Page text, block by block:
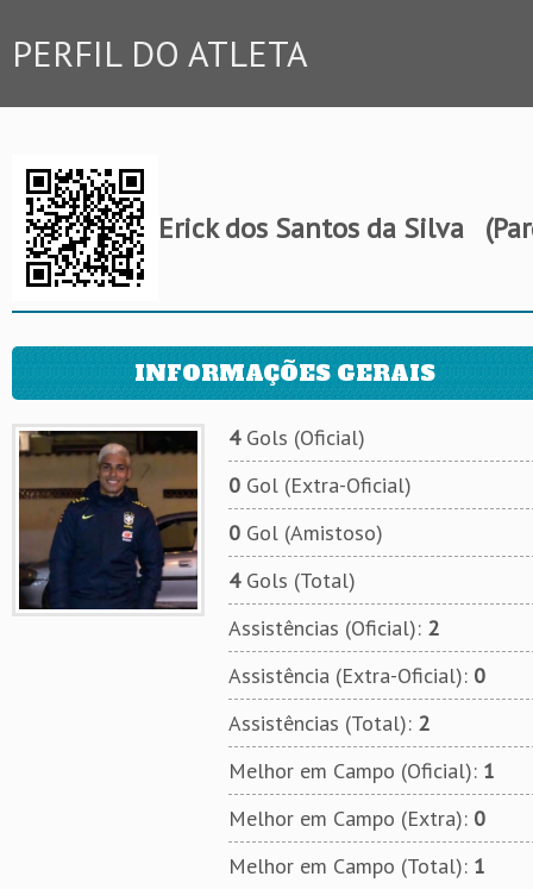
PERFIL DO ATLETA
Erick dos Santos da Silva
INFORMAÇÕES GERAIS
4Gols (Oficial)
0Gol (Extra-Oficial)
0Gol (Amistoso)
4Gols (Total)
Assistências (Oficial): 2
Assistência (Extra-Oficial): 0
Assistências (Total): 2
Melhor em Campo (Oficial): 1
Melhor em Campo (Extra): 0
Melhor em Campo (Total): 1